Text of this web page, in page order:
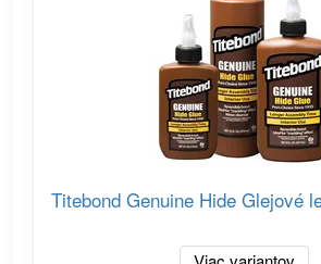
Titebond Genuine Hide Glejové